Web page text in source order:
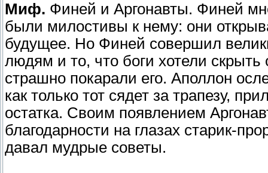
Миф. Финей и Аргонавты. Финей
были милостивы к нему: они
будущее. Но Финей совершил
людям и то, что боги хотели
страшно покарали его. Аполлон
как только тот сядет за трапезу,
остатка. Своим появлением
благодарности на глазах старик-
давал мудрые советы.